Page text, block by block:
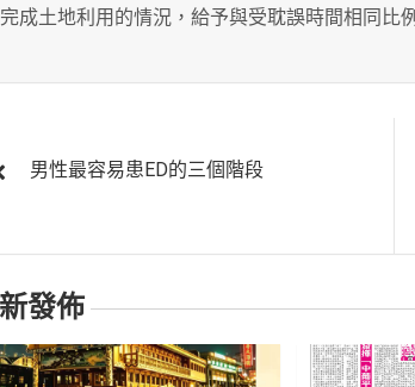
完成土地利用的情況，給予與受耽誤時間相同比
男性最容易患ED的三個階段
發佈